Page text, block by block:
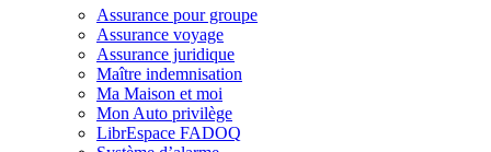
Assurance pour groupe
Assurance voyage
Assurance juridique
Maître indemnisation
Ma Maison et moi
Mon Auto privilège
LibrEspace FADOQ